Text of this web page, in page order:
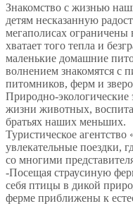
Знакомство с жизнью
детям несказанную
мегаполисах
хватает того тепла и
маленькие домашние
волнением знакомятся с
питомников, ферм и
Природно-
жизни животных,
братьях наших меньших.
Туристическое
увлекательные поездки,
со многими
-Посещая страусиную
себя птицы в дикой
ферме приближены к